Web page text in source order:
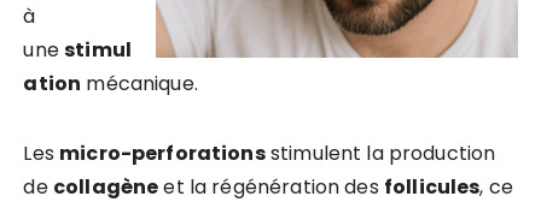
à
unestimul
ation mécanique.
Les micro-perforationsstimulent la production
de collagèneet la régénération des follicules, ce